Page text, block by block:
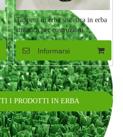
Tappeto in erba sintetica in erba
sintetica per costruzioni
economiche in PP all'ingrosso
Informarsi
I PRODOTTI IN ERBA